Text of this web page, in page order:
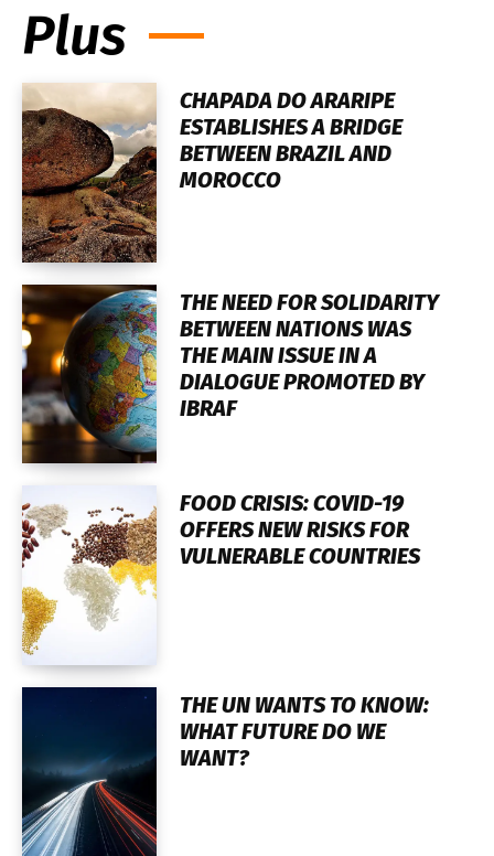
Plus
CHAPADA DO ARARIPE
ESTABLISHES A BRIDGE
BETWEEN BRAZIL AND
MOROCCO
THE NEED FOR SOLIDARITY
BETWEEN NATIONS WAS
THE MAIN ISSUE IN A
DIALOGUE PROMOTED BY
IBRAF
FOOD CRISIS: COVID-19
OFFERS NEW RISKS FOR
VULNERABLE COUNTRIES
THE UN WANTS TO KNOW:
WHAT FUTURE DO WE
WANT?